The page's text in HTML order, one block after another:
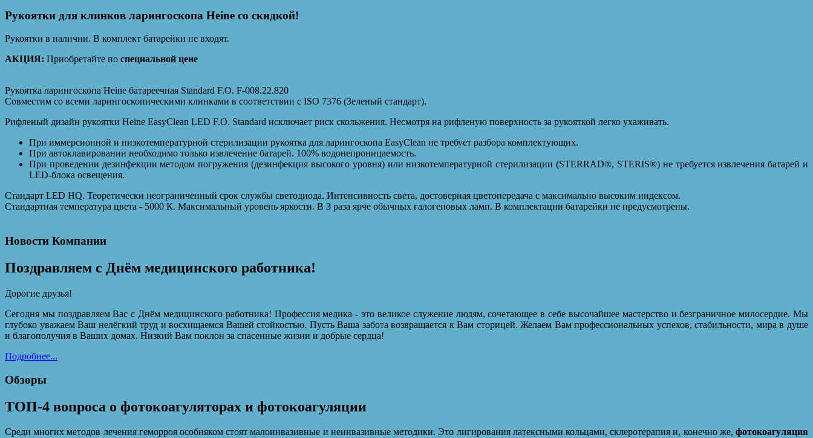
Рукоятки для клинков ларингоскопа Heine со скидкой!
Рукоятки в наличии. В комплект батарейки не входят.
АКЦИЯ: Приобретайте по специальной цене
Рукоятка ларингоскопа Heine батареечная Standard F.O. F-008.22.820
Совместим со всеми ларингоскопическими клинками в соответствии с ISO 7376 (Зеленый стандарт).
Рифленый дизайн рукоятки Heine EasyClean LED F.O. Standard исключает риск скольжения. Несмотря на рифленую поверхность за рукояткой легко ухаживать.
При иммерсионной и низкотемпературной стерилизации рукоятка для ларингоскопа EasyClean не требует разбора комплектующих.
При автоклавировании необходимо только извлечение батарей. 100% водонепроницаемость.
При проведении дезинфекции методом погружения (дезинфекция высокого уровня) или низкотемпературной стерилизации (STERRAD®, STERIS®) не требуется извлечения батарей и
LED-блока освещения.
Стандарт LED HQ. Теоретически неограниченный срок службы светодиода. Интенсивность света, достоверная цветопередача с максимально высоким индексом.
Стандартная температура цвета - 5000 К. Максимальный уровень яркости. В 3 раза ярче обычных галогеновых ламп. В комплектации батарейки не предусмотрены.
Новости Компании
Поздравляем с Днём медицинского работника!
Дорогие друзья!
Сегодня мы поздравляем Вас с Днём медицинского работника! Профессия медика - это великое служение людям, сочетающее в себе высочайшее мастерство и безграничное милосердие. Мы
глубоко уважаем Ваш нелёгкий труд и восхищаемся Вашей стойкостью. Пусть Ваша забота возвращается к Вам сторицей. Желаем Вам профессиональных успехов, стабильности, мира в душе
и благополучия в Ваших домах. Низкий Вам поклон за спасенные жизни и добрые сердца!
Подробнее...
Обзоры
ТОП-4 вопроса о фотокоагуляторах и фотокоагуляции
Среди многих методов лечения геморроя особняком стоят малоинвазивные и неинвазивные методики. Это лигирования латексными кольцами, склеротерапия и, конечно же, фотокоагуляция